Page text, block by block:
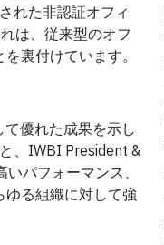
れた非認証オフィ
は、従来型のオフ
裏付けています。
優れた成果を示し
、IWBI President &
パフォーマンス、
る組織に対して強